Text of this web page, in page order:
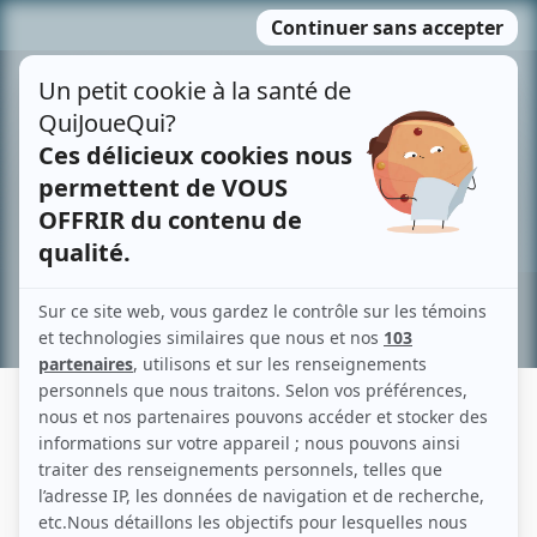
MENU
contenu
Recherche avancée »
KENNETH CULLEY
Liens
Fiche de Kenneth Culley sur Showbizz.net